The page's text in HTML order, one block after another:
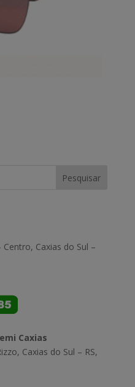
Caxias do Sul –
Caxias
Caxias do Sul – RS,